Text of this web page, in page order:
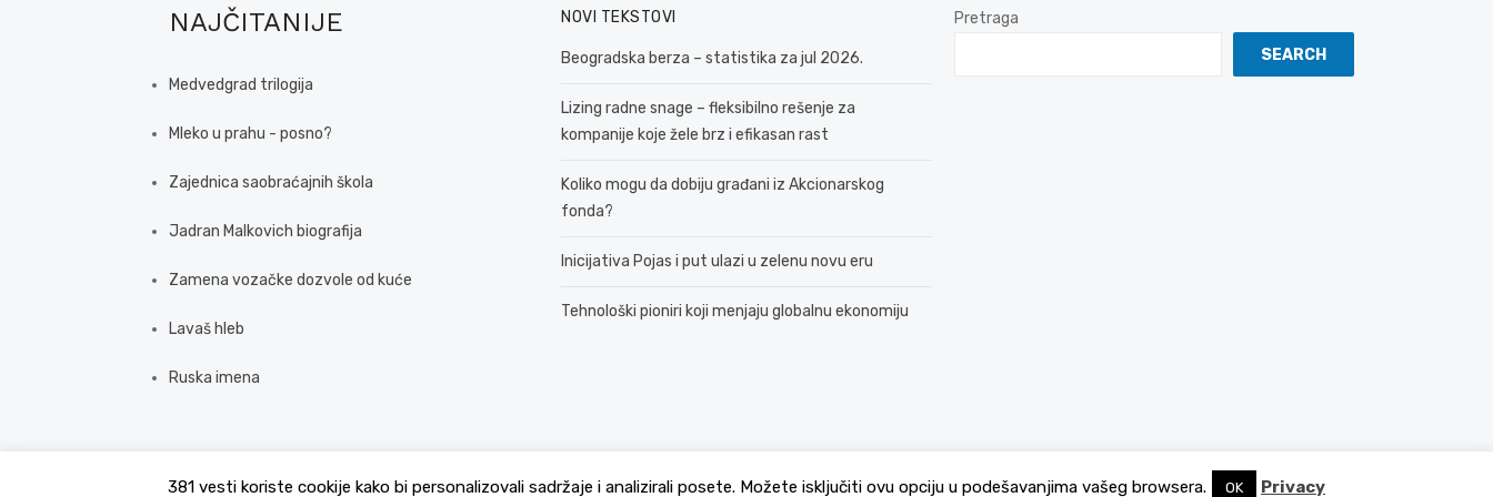
NAJČITANIJE
Medvedgrad trilogija
Mleko u prahu - posno?
Zajednica saobraćajnih škola
Jadran Malkovich biografija
Zamena vozačke dozvole od kuće
Lavaš hleb
Ruska imena
NOVI TEKSTOVI
Beogradska berza – statistika za jul 2026.
Lizing radne snage – fleksibilno rešenje za
kompanije koje žele brz i efikasan rast
Koliko mogu da dobiju građani iz Akcionarskog
fonda?
Inicijativa Pojas i put ulazi u zelenu novu eru
Tehnološki pioniri koji menjaju globalnu ekonomiju
Pretraga
SEARCH
381 vesti koriste cookije kako bi personalizovali sadržaje i analizirali posete. Možete isključiti ovu opciju u podešavanjima vašeg browsera. OK Privacy